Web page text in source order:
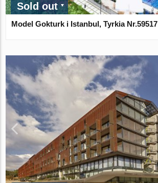
Sold out
Model Gokturk i Istanbul, Tyrkia Nr.59517